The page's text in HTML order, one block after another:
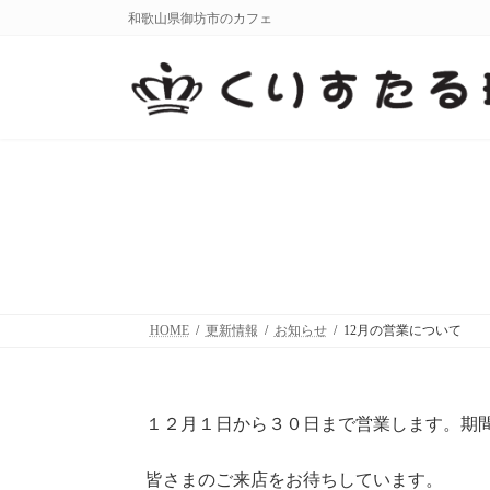
和歌山県御坊市のカフェ
HOME 更新情報 お知らせ 12月の営業について
１２月１日から３０日まで営業します。期
皆さまのご来店をお待ちしています。